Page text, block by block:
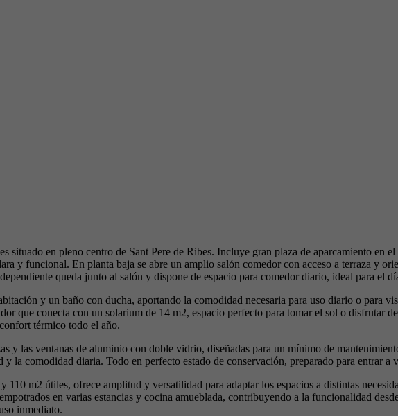
situado en pleno centro de Sant Pere de Ribes. Incluye gran plaza de aparcamiento en
y funcional. En planta baja se abre un amplio salón comedor con acceso a terraza y
queda junto al salón y dispone de espacio para comedor diario, ideal para el
y un baño con ducha, aportando la comodidad necesaria para uso diario o para
que conecta con un solarium de 14 m2, espacio perfecto para tomar el sol o disfrutar
térmico todo el año.
y las ventanas de aluminio con doble vidrio, diseñadas para un mínimo de
la comodidad diaria. Todo en perfecto estado de conservación, preparado para entrar a
m2 útiles, ofrece amplitud y versatilidad para adaptar los espacios a distintas
en varias estancias y cocina amueblada, contribuyendo a la funcionalidad
inmediato.